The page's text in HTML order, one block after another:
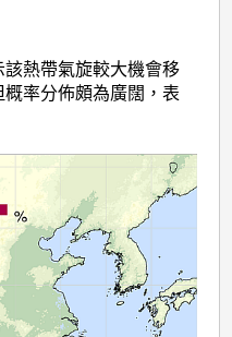
熱帶氣旋較大機會移
率分佈頗為廣闊，表